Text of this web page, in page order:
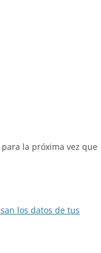
la próxima vez que
los datos de tus